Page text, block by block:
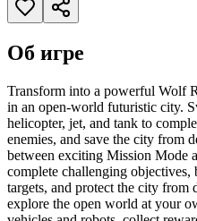
Об игре
Transform into a powerful Wolf
in an open-world futuristic city.
helicopter, jet, and tank to
enemies, and save the city from
between exciting Mission Mode
complete challenging objectives,
targets, and protect the city from
explore the open world at your